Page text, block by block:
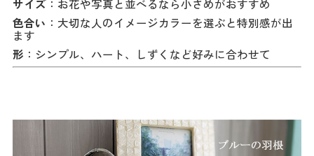
サイズ：お花や写真と並べるなら小さめがおすすめ
色合い ：大切な人のイメージカラーを選ぶと特別感が出
ます
形 ：シンプル、ハート、しずくなど好みに合わせて